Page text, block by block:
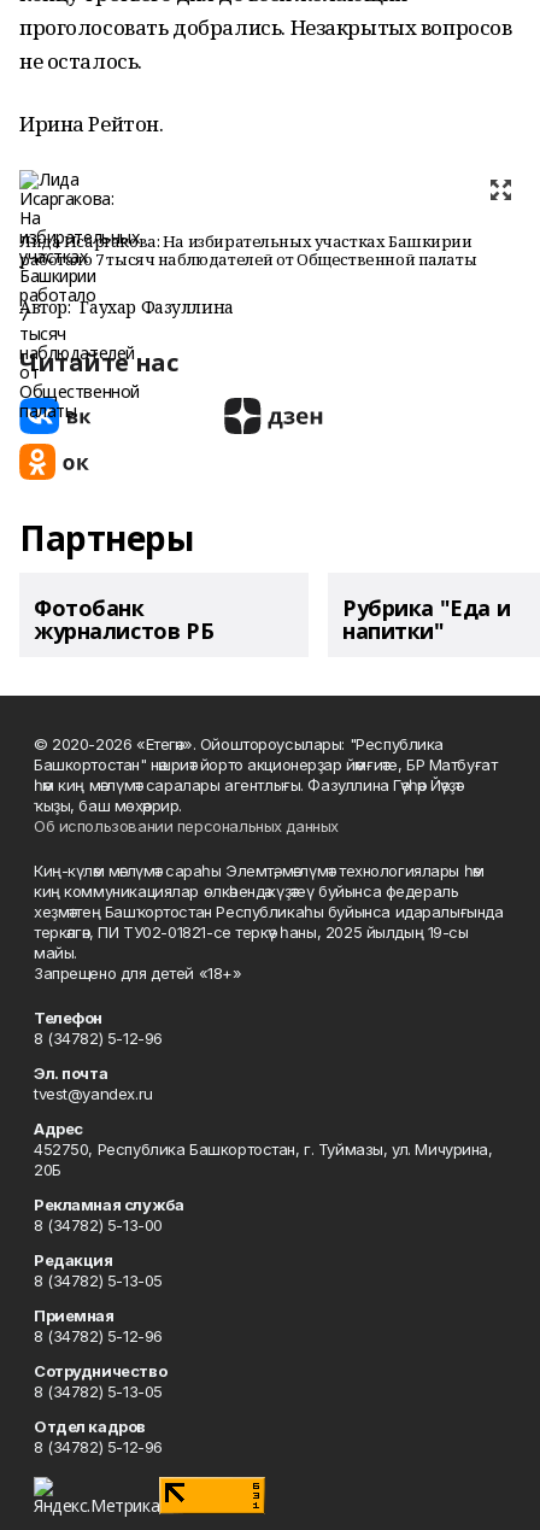
проголосовать добрались. Незакрытых вопросов
не осталось.
Ирина Рейтон.
Лида Исаргакова: На избирательных участках Башкирии
работало 7 тысяч наблюдателей от Общественной палаты
Автор: Гаухар Фазуллина
Читайте нас
Партнеры
Фотобанк
журналистов РБ
Рубрика "Еда и
напитки"
© 2020-2026 «Етегән». Ойоштороусылары: "Республика
Башкортостан" нәшриәт йорто акционерҙар йәмғиәте, БР Матбуғат
һәм киң мәғлүмәт саралары агентлығы. Фазуллина Гәүһәр Йәүҙәт
ҡыҙы, баш мөхәррир.
Об использовании персональных данных
Киң-күләм мәғлүмәт сараһы Элемтә, мәғлүмәт технологиялары һәм
киң коммуникациялар өлкәһендә күҙәтеү буйынса федераль
хеҙмәттең Башҡортостан Республикаһы буйынса идаралығында
теркәлгән, ПИ ТУ02-01821-се теркәү һаны, 2025 йылдың 19-сы
майы.
Запрещено для детей «18+»
Телефон
8 (34782) 5-12-96
Эл. почта
tvest@yandex.ru
Адрес
452750, Республика Башкортостан, г. Туймазы, ул. Мичурина,
20Б
Рекламная служба
8 (34782) 5-13-00
Редакция
8 (34782) 5-13-05
Приемная
8 (34782) 5-12-96
Сотрудничество
8 (34782) 5-13-05
Отдел кадров
8 (34782) 5-12-96